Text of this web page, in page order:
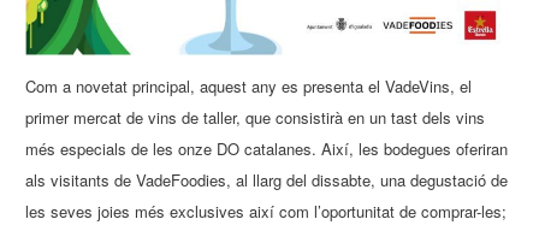
Com a novetat principal, aquest any es presenta el VadeVins, el
primer mercat de vins de taller, que consistirà en un tast dels vins
més especials de les onze DO catalanes. Així, les bodegues oferiran
als visitants de VadeFoodies, al llarg del dissabte, una degustació de
les seves joies més exclusives així com l’oportunitat de comprar-les;